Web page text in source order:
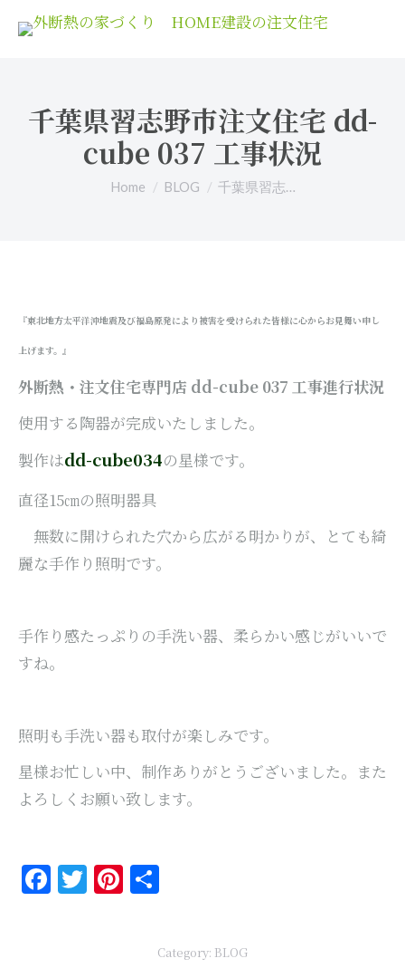
千葉県習志野市注文住宅 dd-
cube 037 工事状況
You are here:
Home BLOG 千葉県習志…
『東北地方太平洋沖地震及び福島原発により被害を受けられた皆様に心からお見舞い申し
上げます。』
外断熱・注文住宅専門店 dd-cube 037 工事進行状況
使用する陶器が完成いたしました。
製作はdd-cube034の星様です。
直径15㎝の照明器具
無数に開けられた穴から広がる明かりが、とても綺
麗な手作り照明です。
手作り感たっぷりの手洗い器、柔らかい感じがいいで
すね。
照明も手洗い器も取付が楽しみです。
星様お忙しい中、制作ありがとうございました。また
よろしくお願い致します。
Facebook
Twitter
Pinterest
Category: BLOG